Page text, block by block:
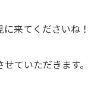
来てくださいね！
ていただきます。